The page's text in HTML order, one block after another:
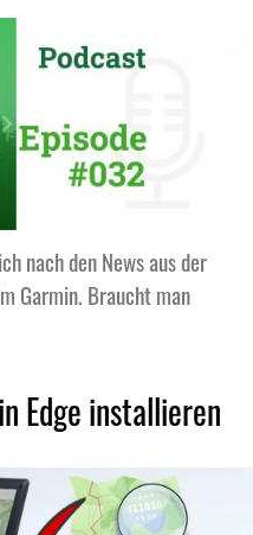
nach den News aus der
Garmin. Braucht man
Edge installieren